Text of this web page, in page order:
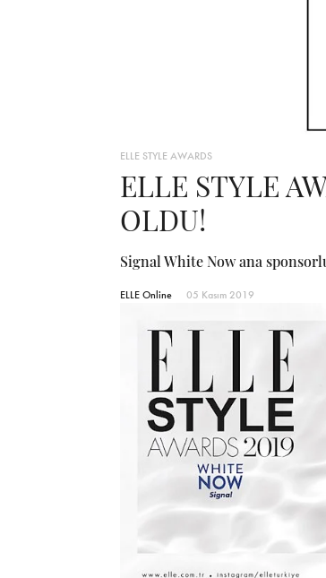
ELLE STYLE AWARDS
ELLE STYLE
OLDU!
Signal White Now ana
ELLE Online 05 Kasım 2019